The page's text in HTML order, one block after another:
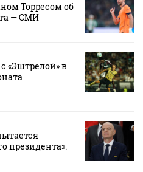
Торресом об
— СМИ
«Эштрелой» в
президента».